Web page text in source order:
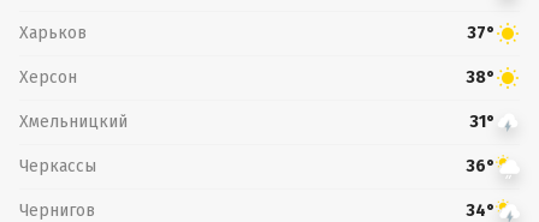
Харьков 37°
Херсон 38°
Хмельницкий 31°
Черкассы 36°
Чернигов 34°